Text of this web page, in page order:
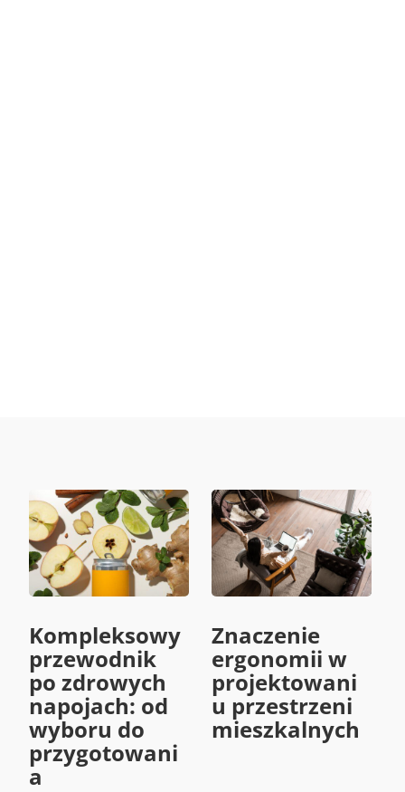
Kompleksowy
przewodnik
po zdrowych
napojach: od
wyboru do
przygotowani
a
Znaczenie
ergonomii w
projektowani
u przestrzeni
mieszkalnych